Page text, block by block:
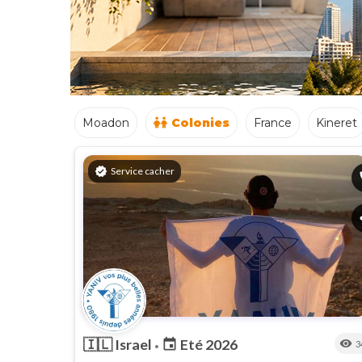
Moadon Colonies France Kineret
verified Service cacher
🇮🇱Israel • event Eté 2026 visibility